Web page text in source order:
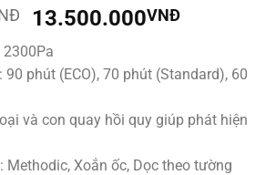
Giá
gốc
là:
13.900.000VNĐ.
13.500.000VNĐGiá
là:
phút (ECO), 70 phút (Standard), 60
và con quay hồi quy giúp phát hiện
Methodic, Xoắn ốc, Dọc theo tường